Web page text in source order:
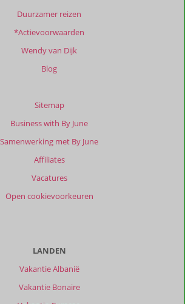
Duurzamer reizen
*Actievoorwaarden
Wendy van Dijk
Blog
Sitemap
Business with By June
Samenwerking met By June
Affiliates
Vacatures
Open cookievoorkeuren
LANDEN
Vakantie Albanië
Vakantie Bonaire